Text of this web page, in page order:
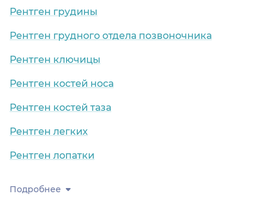
Рентген грудины
Рентген грудного отдела позвоночника
Рентген ключицы
Рентген костей носа
Рентген костей таза
Рентген легких
Рентген лопатки
Подробнее